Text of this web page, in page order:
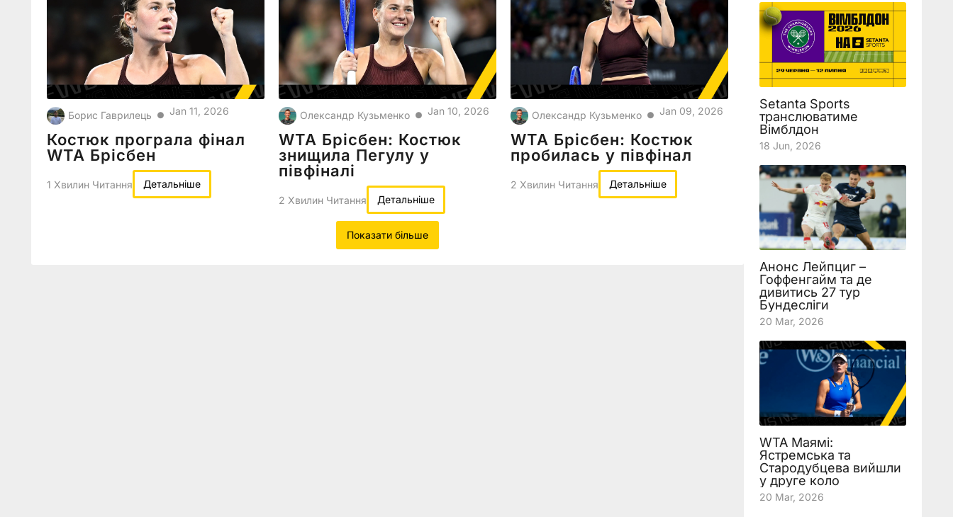
Борис Гаврилець ● Jan 11, 2026
Костюк програла фінал
WTA Брісбен
1 Хвилин Читання Детальніше
Олександр Кузьменко ● Jan 10, 2026
WTA Брісбен: Костюк
знищила Пегулу у
півфіналі
2 Хвилин Читання Детальніше
Олександр Кузьменко ● Jan 09, 2026
WTA Брісбен: Костюк
пробилась у півфінал
2 Хвилин Читання Детальніше
Показати більше
Setanta Sports
транслюватиме
Вімблдон
18 Jun, 2026
Анонс Лейпциг –
Гоффенгайм та де
дивитись 27 тур
Бундесліги
20 Mar, 2026
WTA Маямі:
Ястремська та
Стародубцева вийшли
у друге коло
20 Mar, 2026